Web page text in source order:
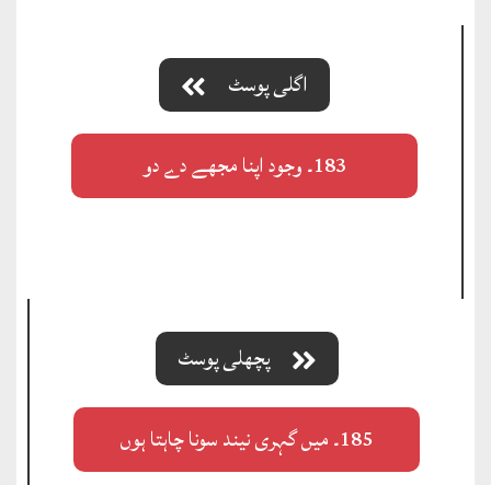
اگلی پوسٹ
183۔ وجود اپنا مجھے دے دو
پچھلی پوسٹ
185۔ میں گہری نیند سونا چاہتا ہوں